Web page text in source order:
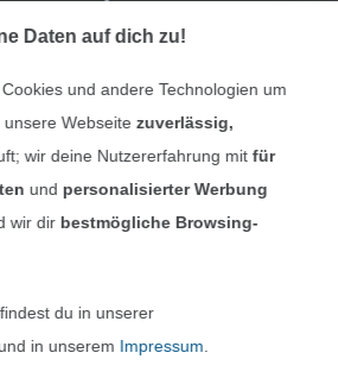
mehr Inspiration
Daten auf dich zu!
und andere Technologien um
Webseite zuverlässig,
wir deine Nutzererfahrung mitfür
und personalisierter Werbung
wir dir bestmögliche Browsing-
du in unserer
in unserem Impressum